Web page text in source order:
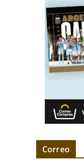
Correo